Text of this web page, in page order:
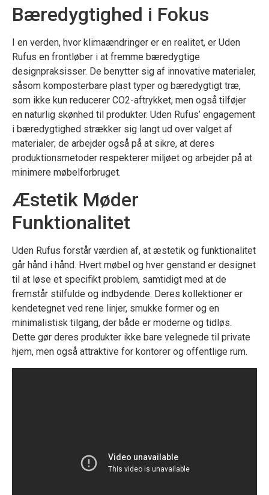
Bæredygtighed i Fokus
I en verden, hvor klimaændringer er en realitet, er Uden
Rufus en frontløber i at fremme bæredygtige
designpraksisser. De benytter sig af innovative materialer,
såsom komposterbare plast typer og bæredygtigt træ,
som ikke kun reducerer CO2-aftrykket, men også tilføjer
en naturlig skønhed til produkter. Uden Rufus’ engagement
i bæredygtighed strækker sig langt ud over valget af
materialer; de arbejder også på at sikre, at deres
produktionsmetoder respekterer miljøet og arbejder på at
minimere møbelforbruget.
Æstetik Møder
Funktionalitet
Uden Rufus forstår værdien af, at æstetik og funktionalitet
går hånd i hånd. Hvert møbel og hver genstand er designet
til at løse et specifikt problem, samtidigt med at de
fremstår stilfulde og indbydende. Deres kollektioner er
kendetegnet ved rene linjer, smukke former og en
minimalistisk tilgang, der både er moderne og tidløs.
Dette gør deres produkter ikke bare velegnede til private
hjem, men også attraktive for kontorer og offentlige rum.